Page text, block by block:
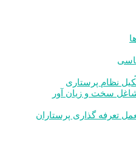
نظام پرستاری
سخت و زیان آور
تعرفه گذاری پرستاران